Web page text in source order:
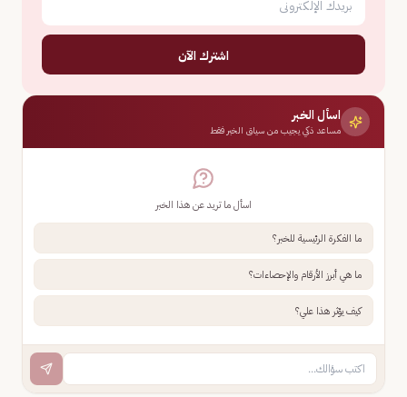
اشترك الآن
اسأل الخبر
مساعد ذكي يجيب من سياق الخبر فقط
اسأل ما تريد عن هذا الخبر
ما الفكرة الرئيسية للخبر؟
ما هي أبرز الأرقام والإحصاءات؟
كيف يؤثر هذا علي؟